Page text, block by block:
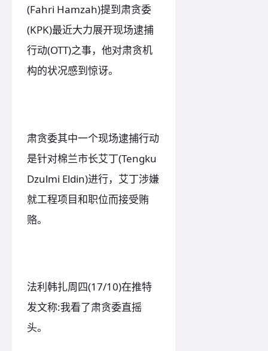
(Fahri Hamzah)提到肃贪委
(KPK)最近大力展开现场逮捕
行动(OTT)之事，他对肃贪机
构的状况感到惊讶。
肃贪委其中一个现场逮捕行动
是针对棉兰市长艾丁(Tengku
Dzulmi Eldin)进行，艾丁涉嫌
就工程项目和职位而接受贿
赂。
法利韩扎周四(17/10)在推特
发文称:我看了肃贪委直摇
头。